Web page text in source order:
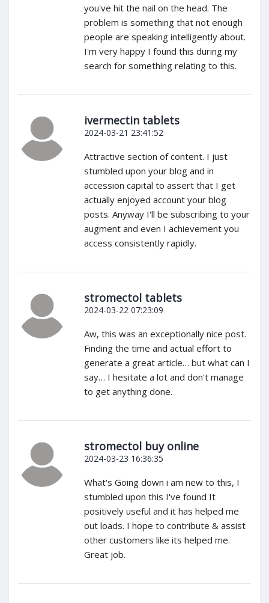
you've hit the nail on the head. The
problem is something that not enough
people are speaking intelligently about.
I'm very happy I found this during my
search for something relating to this.
ivermectin tablets
2024-03-21 23:41:52
Attractive section of content. I just
stumbled upon your blog and in
accession capital to assert that I get
actually enjoyed account your blog
posts. Anyway I'll be subscribing to your
augment and even I achievement you
access consistently rapidly.
stromectol tablets
2024-03-22 07:23:09
Aw, this was an exceptionally nice post.
Finding the time and actual effort to
generate a great article… but what can I
say… I hesitate a lot and don't manage
to get anything done.
stromectol buy online
2024-03-23 16:36:35
What's Going down i am new to this, I
stumbled upon this I've found It
positively useful and it has helped me
out loads. I hope to contribute & assist
other customers like its helped me.
Great job.